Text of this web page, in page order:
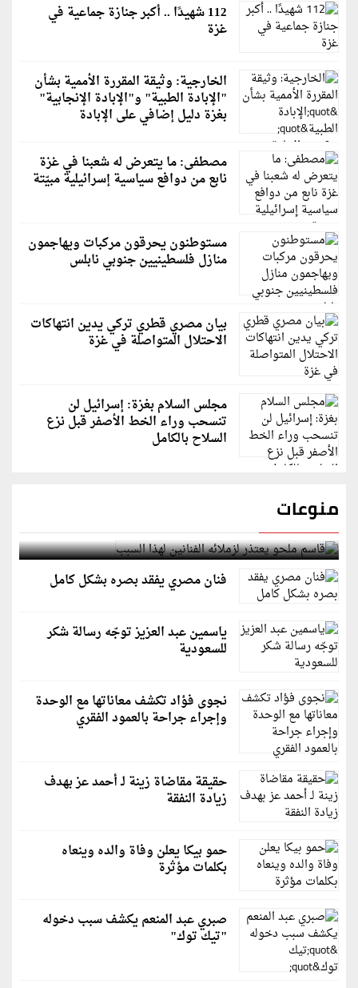
112 شهيدًا .. أكبر جنازة جماعية في
غزة
الخارجية: وثيقة المقررة الأممية بشأن
"الإبادة الطبية" و"الإبادة الإنجابية"
بغزة دليل إضافي على الإبادة
مصطفى: ما يتعرض له شعبنا في غزة
نابع من دوافع سياسية إسرائيلية مبيّتة
مستوطنون يحرقون مركبات ويهاجمون
منازل فلسطينيين جنوبي نابلس
بيان مصري قطري تركي يدين انتهاكات
الاحتلال المتواصلة في غزة
مجلس السلام بغزة: إسرائيل لن
تنسحب وراء الخط الأصفر قبل نزع
السلاح بالكامل
منوعات
قاسم ملحو يعتذر لزملائه الفنانين لهذا السبب
فنان مصري يفقد بصره بشكل كامل
ياسمين عبد العزيز توجّه رسالة شكر
للسعودية
نجوى فؤاد تكشف معاناتها مع الوحدة
وإجراء جراحة بالعمود الفقري
حقيقة مقاضاة زينة لـ أحمد عز بهدف
زيادة النفقة
حمو بيكا يعلن وفاة والده وينعاه
بكلمات مؤثرة
صبري عبد المنعم يكشف سبب دخوله
"تيك توك"